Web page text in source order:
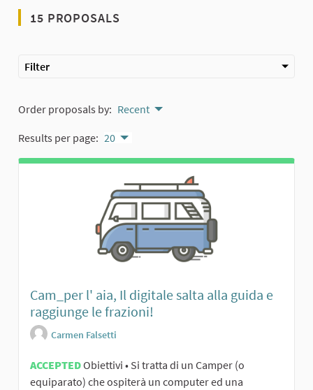
15 PROPOSALS
Filter
Order proposals by: Recent
Results per page: 20
Cam_per l' aia, Il digitale salta alla guida e
raggiunge le frazioni!
Carmen Falsetti
ACCEPTEDObiettivi • Si tratta di un Camper (o
equiparato) che ospiterà un computer ed una